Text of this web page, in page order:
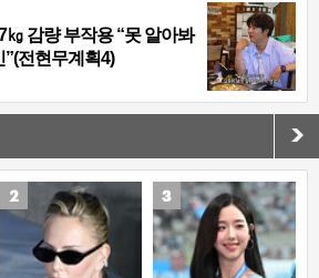
감량 부작용 “못 알아봐
전현무계획4)